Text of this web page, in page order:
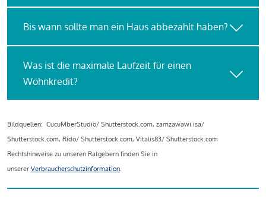
Bis wann sollte man ein Haus abbezahlt haben?
Was ist die maximale Laufzeit für einen
Wohnkredit?
Bildquellen: CucuMberStudio/ Shutterstock.com, zamzawawi isa/
Shutterstock.com, Rido/ Shutterstock.com, Vitalis83/ Shutterstock.com
Rechtshinweise zu unseren Ratgebern finden Sie in
unserer Verbraucherschutzinformation.